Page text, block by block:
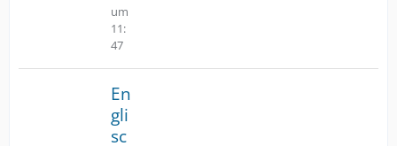
um
11:
47
En
gli
sc